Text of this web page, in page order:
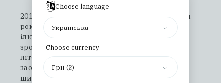
2017 року в «Основах» вийшло перше видання
роману Валер’яна Підмогильного «Місто» з
ілюстраціями Максима Павлюка. Це видання
зробило свій внесок у те, аби український
літературний модернізм став модним, і
заохотило до читання українського роману
широку публіку.
Choose language
Українська
Choose currency
Грн (₴)